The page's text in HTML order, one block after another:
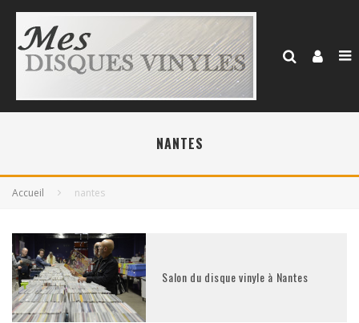
NANTES
Accueil nantes
Salon du disque vinyle à Nantes